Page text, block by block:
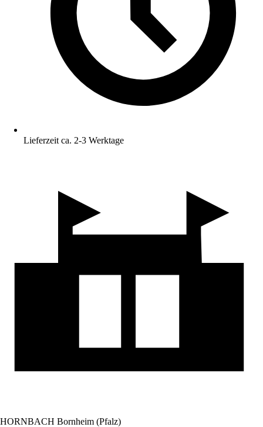
Lieferzeit ca. 2-3 Werktage
HORNBACH Bornheim (Pfalz)